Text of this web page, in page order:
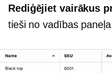
Rediģējiet vairākus
tieši no vadības